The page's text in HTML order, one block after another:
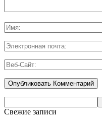
Свежие записи